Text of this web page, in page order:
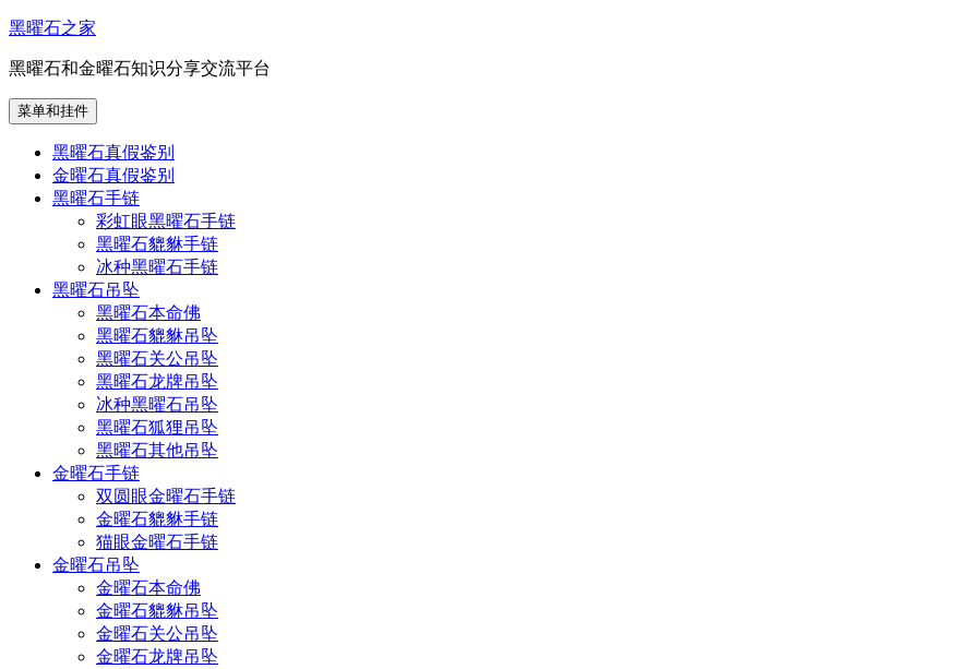
跳
内
容
黑曜石之家
黑曜石和金曜石知识分享交流平台
菜单和挂件
黑曜石真假鉴别
金曜石真假鉴别
黑曜石手链
彩虹眼黑曜石手链
黑曜石貔貅手链
冰种黑曜石手链
黑曜石吊坠
黑曜石本命佛
黑曜石貔貅吊坠
黑曜石关公吊坠
黑曜石龙牌吊坠
冰种黑曜石吊坠
黑曜石狐狸吊坠
黑曜石其他吊坠
金曜石手链
双圆眼金曜石手链
金曜石貔貅手链
猫眼金曜石手链
金曜石吊坠
金曜石本命佛
金曜石貔貅吊坠
金曜石关公吊坠
金曜石龙牌吊坠